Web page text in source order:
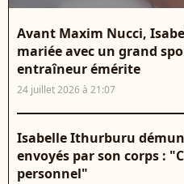
Avant Maxim Nucci,
mariée avec un grand
entraîneur émérite
24 juillet 2026 à 21:07
Isabelle Ithurburu
envoyés par son corps :
personnel"